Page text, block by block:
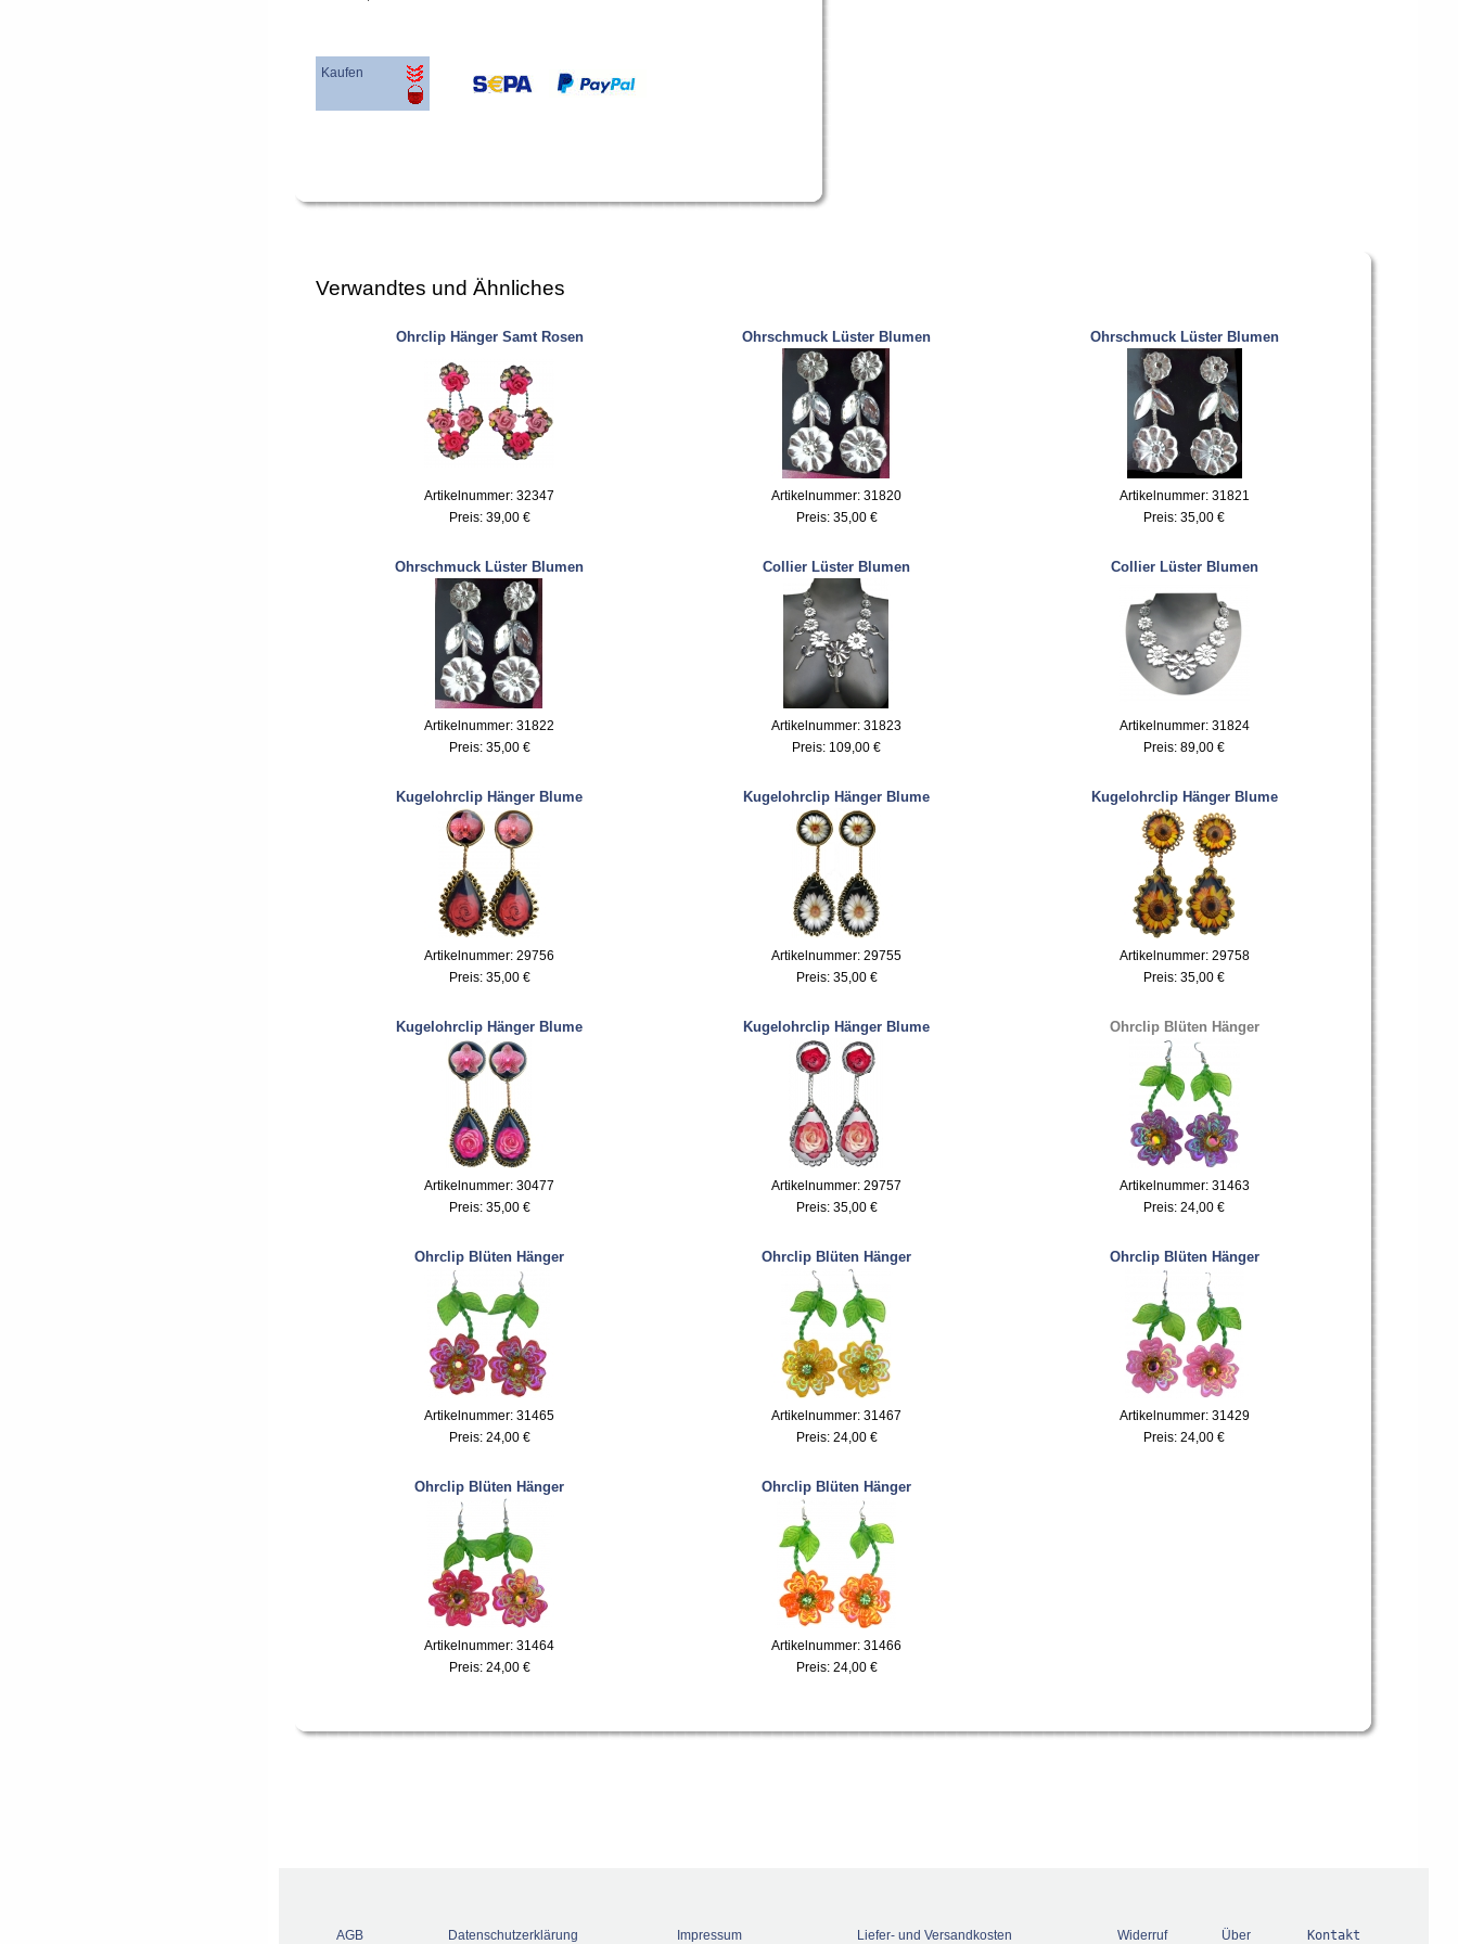
Kaufen
Verwandtes und Ähnliches
Ohrclip Hänger Samt Rosen
Artikelnummer: 32347
Preis: 39,00 €
Ohrschmuck Lüster Blumen
Artikelnummer: 31820
Preis: 35,00 €
Ohrschmuck Lüster Blumen
Artikelnummer: 31821
Preis: 35,00 €
Ohrschmuck Lüster Blumen
Artikelnummer: 31822
Preis: 35,00 €
Collier Lüster Blumen
Artikelnummer: 31823
Preis: 109,00 €
Collier Lüster Blumen
Artikelnummer: 31824
Preis: 89,00 €
Kugelohrclip Hänger Blume
Artikelnummer: 29756
Preis: 35,00 €
Kugelohrclip Hänger Blume
Artikelnummer: 29755
Preis: 35,00 €
Kugelohrclip Hänger Blume
Artikelnummer: 29758
Preis: 35,00 €
Kugelohrclip Hänger Blume
Artikelnummer: 30477
Preis: 35,00 €
Kugelohrclip Hänger Blume
Artikelnummer: 29757
Preis: 35,00 €
Ohrclip Blüten Hänger
Artikelnummer: 31463
Preis: 24,00 €
Ohrclip Blüten Hänger
Artikelnummer: 31465
Preis: 24,00 €
Ohrclip Blüten Hänger
Artikelnummer: 31467
Preis: 24,00 €
Ohrclip Blüten Hänger
Artikelnummer: 31429
Preis: 24,00 €
Ohrclip Blüten Hänger
Artikelnummer: 31464
Preis: 24,00 €
Ohrclip Blüten Hänger
Artikelnummer: 31466
Preis: 24,00 €
AGB Datenschutzerklärung Impressum Liefer- und Versandkosten Widerruf Über Kontakt